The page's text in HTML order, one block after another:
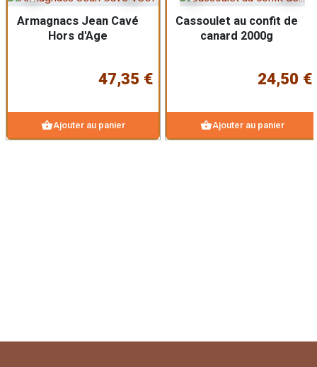
Armagnacs Jean Cavé
Hors d'Age
47,35 €
shopping_basketAjouter au panier
Cassoulet au confit de
canard 2000g
24,50 €
shopping_basketAjouter au panier